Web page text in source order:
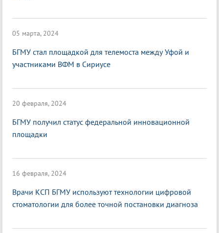
05 марта, 2024
БГМУ стал площадкой для телемоста между Уфой и
участниками ВФМ в Сириусе
20 февраля, 2024
БГМУ получил статус федеральной инновационной
площадки
16 февраля, 2024
Врачи КСП БГМУ используют технологии цифровой
стоматологии для более точной постановки диагноза